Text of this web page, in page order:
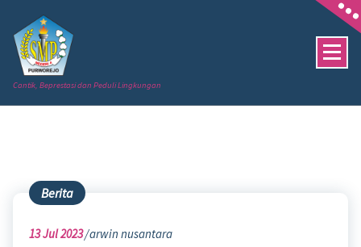
content
Cantik, Beprestasi dan Peduli Lingkungan
Berita
13Jul 2023 arwin nusantara